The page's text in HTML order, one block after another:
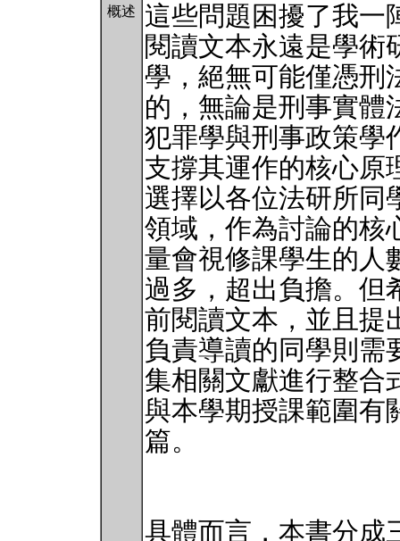
概述
這些問題困擾了我一
閱讀文本永遠是學術
學，絕無可能僅憑刑
的，無論是刑事實體
犯罪學與刑事政策學
支撐其運作的核心原
選擇以各位法研所同
領域，作為討論的核
量會視修課學生的人
過多，超出負擔。但
前閱讀文本，並且提
負責導讀的同學則需
集相關文獻進行整合
與本學期授課範圍有
篇。
具體而言，本書分成